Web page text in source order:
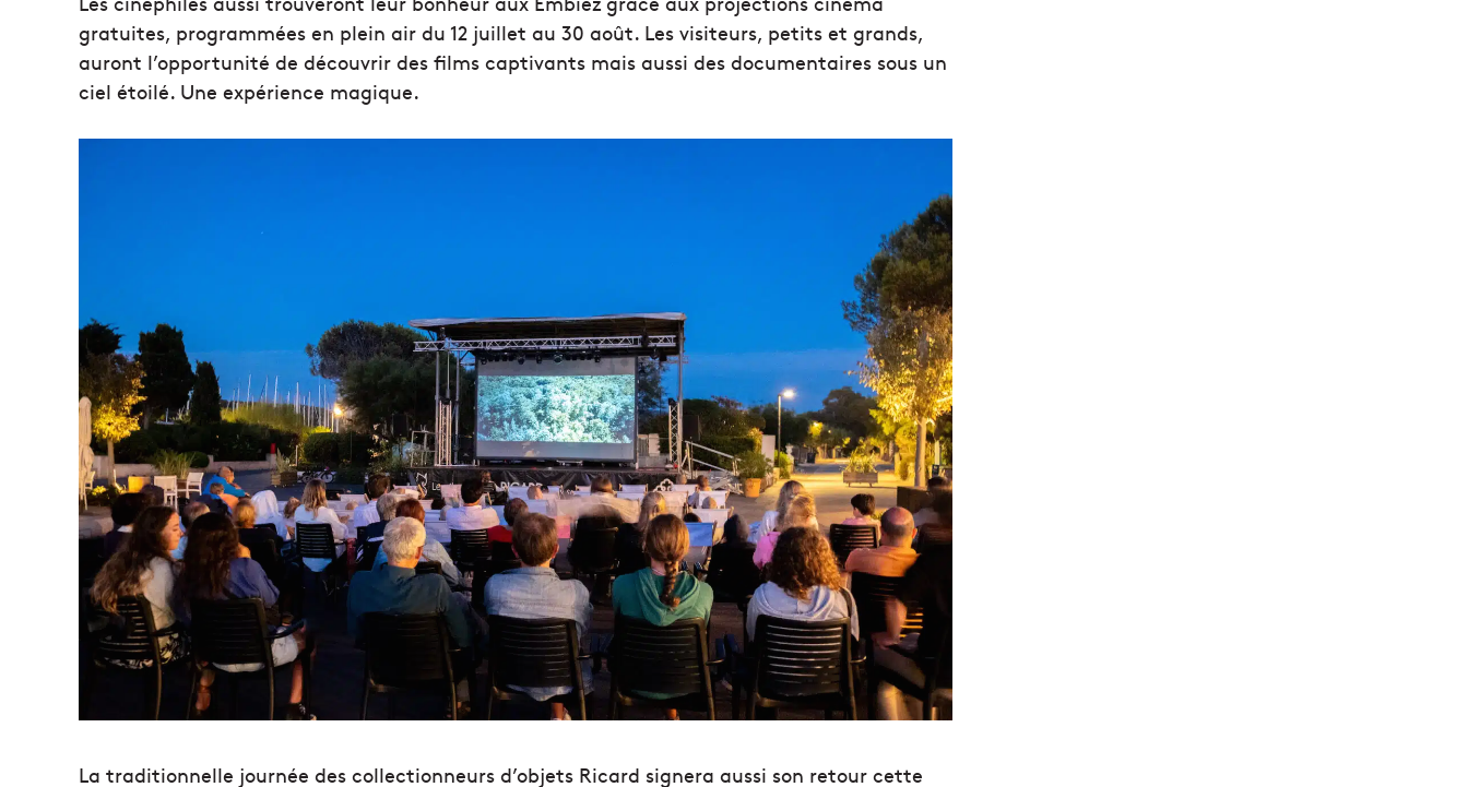
gratuites, programmées en plein air du 12 juillet au 30 août. Les visiteurs, petits et grands,
auront l’opportunité de découvrir des films captivants mais aussi des documentaires sous un
ciel étoilé. Une expérience magique.
La traditionnelle journée des collectionneurs d’objets Ricard signera aussi son retour cette